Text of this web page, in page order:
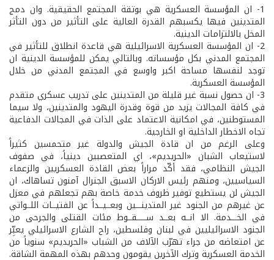
1- ان المؤسسة العسكرية هي بوتقة المجتمع الحقيقية. وان دمج
المتدينين فيها يكسبهم القدرة العالية على التأثير من دون التأثر
المخل بالالتزامات الدينية.
2- ان المؤسسة العسكرية الاسرائيلية هي قاعدة انطلاق للتأثير في
المجتمع المدني بكل مؤسساته. وبالتالي يمكن للمؤسسة الدينية ان
توجد لنفسها مساحة اكبر واوسع في المجتمع المدني من خلال
المؤسسة العسكرية.
3- ان حصول نسبة غير قليلة من المتدينين على تدريب عسكري متقدم
في كافة المجالات يزيد من قوة وقدرة اليهود والمتدينين، ولا سيما
المستوطنين، في امكانية الاعتماد على الذات في المجالات الدفاعية
تجاه الاخطار الداخلية او الخارجية.
وعلى الرغم من ان قادة الجيش والدولة غير متحمسين كثيراً
لاستيعاب الشبان «الحريديم»، اي المتعصبين دينياً، في صفوف
الجيش النظامي، فقد أكّد مراراً بعض القادة العسكريين والزعماء
السياسيين، ومنهم رئيس الاركان الاسبق الجنرال آمنون تساهاك، ان
الجيش لن يستطيع توفير ظروف خدمة خاصة بهم تجعلهم في معزل
عن غيرهم من الجنود غير المتدينـــين وبعــيــداً عن الفتيــات اللــواتي
في الخـــدمة. الا انــه بعــد ســـــقــوط مئات القتلى والجرحى من
الجنود الاسرائيليين في لبنان وفلسطين، راح الشارع الاسرائيلي يعبِّر
عن امتعاضه من جراء تهرّب الآلاف من الشباب «الحريديم» سنوياً من
الخدمة العسكرية وترك الآخرين يقومون وحدهم بهذه المهمة الشاقة.